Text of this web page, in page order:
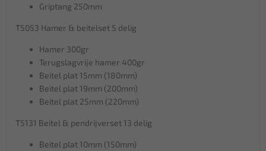
Griptang 250mm
T5053 Hamer & beitelset 5 delig
Hamer 300gr
Terugslagvrije hamer 400gr
Beitel plat 15mm (180mm)
Beitel plat 19mm (200mm)
Beitel plat 25mm (220mm)
T5131 Beitel & pendrijverset 13 delig
Beitel plat 10mm (150mm)